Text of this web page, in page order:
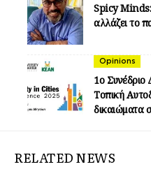
Spicy
αλλάζει το
Opinions
1ο Συνέδριο
Τοπική
δικαιώματα
RELATED NEWS